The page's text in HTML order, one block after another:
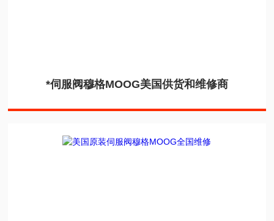
*伺服阀穆格MOOG美国供货和维修商